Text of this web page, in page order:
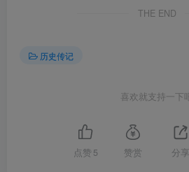
THE END
历史传记
喜欢就支持一下
点赞 5 赞赏 分享